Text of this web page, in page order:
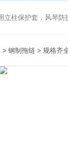
立柱保护套，风琴
> 钢制拖链 > 规格齐